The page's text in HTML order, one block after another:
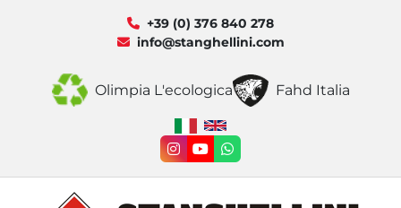
+39 (0) 376 840 278
info@stanghellini.com
Olimpia L'ecologica Fahd Italia
instagram
youtubewhatsapp